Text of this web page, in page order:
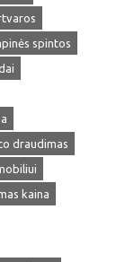
spintos
draudimas
kaina